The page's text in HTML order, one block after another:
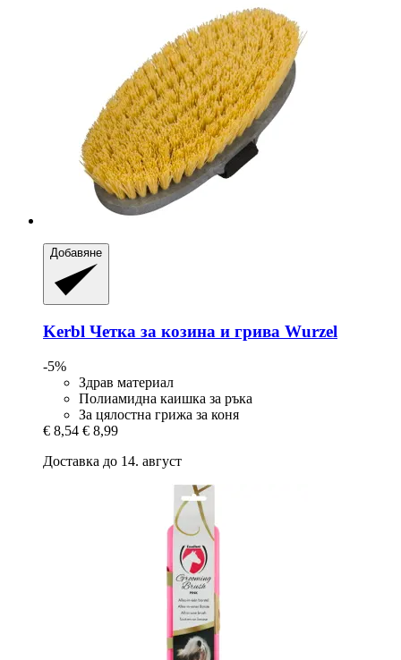
Добавяне
Kerbl Четка за козина и грива Wurzel
-5%
Здрав материал
Полиамидна каишка за ръка
За цялостна грижа за коня
€ 8,54 € 8,99
Доставка до 14. август